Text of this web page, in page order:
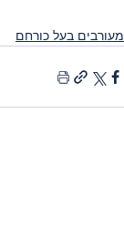
מעורבים בעל כורחם